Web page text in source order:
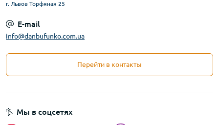
г. Львов Торфяная 25
E-mail
info@danbufunko.com.ua
Перейти в контакты
Мы в соцсетях